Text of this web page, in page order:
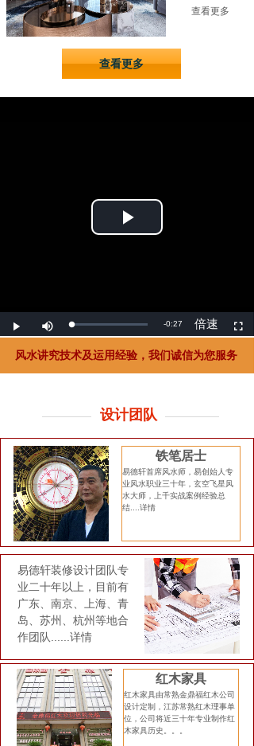
查看更多
查看更多
风水讲究技术及运用经验，我们诚信为您服务
铁笔居士
易德轩首席风水师，易创始人专
业风水职业三十年，玄空飞星风
水大师，上千实战案例经验总
结....详情
设计团队
红木家具
红木家具由常熟金鼎福红木公司
设计定制，江苏常熟红木理事单
位，公司将近三十年专业制作红
木家具历史。。。
易德轩装修设计团队专
业二十年以上，目前有
广东、南京、上海、青
岛、苏州、杭州等地合
作团队......详情